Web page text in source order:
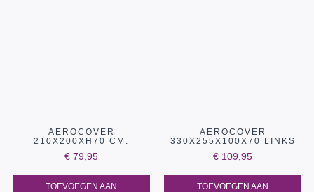
AEROCOVER
210X200XH70 CM.
€ 79,95
TOEVOEGEN AAN
AEROCOVER
330X255X100X70 LINKS
€ 109,95
TOEVOEGEN AAN